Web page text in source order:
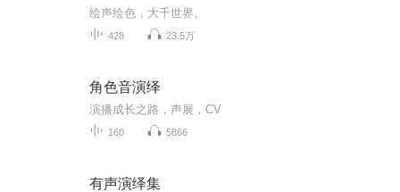
绘声绘色，大千世界。
428 23.5万
角色音演绎
演播成长之路，声展，CV
160 5866
有声演绎集